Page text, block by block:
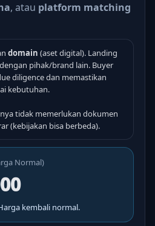
, atau platform matching
domain (aset digital). Landing
pihak/brand lain. Buyer
diligence dan memastikan
kebutuhan.
tidak memerlukan dokumen
(kebijakan bisa berbeda).
Normal)
kembali normal.